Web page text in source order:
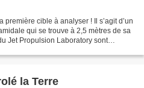
cible à analyser ! Il s’agit d’un
qui se trouve à 2,5 mètres de sa
Jet Propulsion Laboratory sont
la Terre